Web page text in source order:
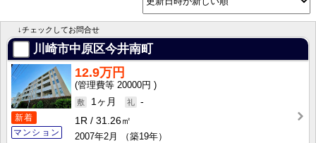
↓チェックしてお問合せ
川崎市中原区今井南町
新着
マンション
12.9万円
20000円
1ヶ月
-
1R
31.26㎡
2007年2月
（築19年）